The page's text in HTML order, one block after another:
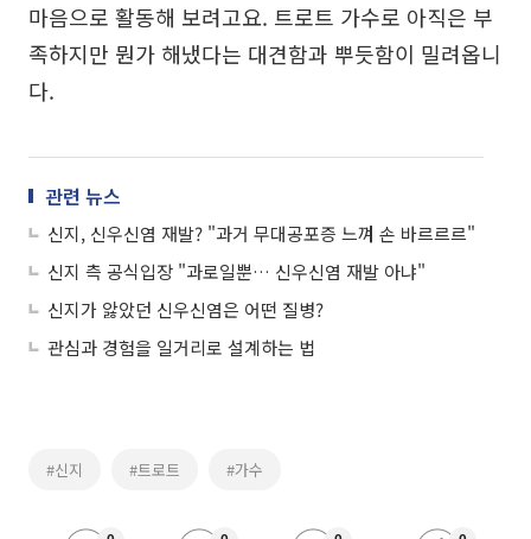
마음으로 활동해 보려고요. 트로트 가수로 아직은 부
족하지만 뭔가 해냈다는 대견함과 뿌듯함이 밀려옵니
다.
관련 뉴스
신지, 신우신염 재발? "과거 무대공포증 느껴 손 바르르르"
신지 측 공식입장 "과로일뿐… 신우신염 재발 아냐"
신지가 앓았던 신우신염은 어떤 질병?
관심과 경험을 일거리로 설계하는 법
#신지 #트로트 #가수